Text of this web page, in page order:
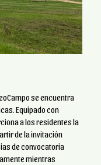
se encuentra
Equipado con
a los residentes la
de la invitación
de convocatoria
mientras